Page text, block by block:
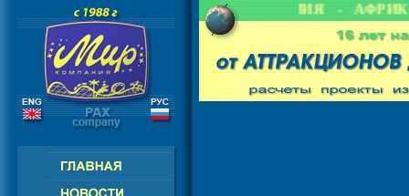
СНГ - ЕВРОПА - АМЕРИКА - АЗИЯ - АФРИКА